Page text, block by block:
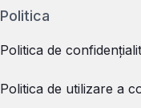
Politica
Politica de
Politica de utilizare a